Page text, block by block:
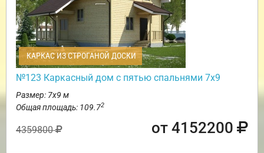
КАРКАС ИЗ СТРОГАНОЙ ДОСКИ
№123 Каркасный дом с пятью спальнями 7х9
Размер: 7х9 м
Общая площадь: 109.72
4359800 от 4152200